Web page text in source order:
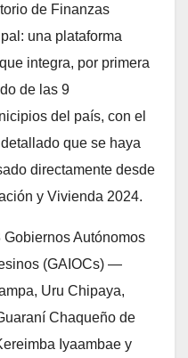
de Finanzas
una plataforma
integra, por primera
de las 9
del país, con el
que se haya
directamente desde
y Vivienda 2024.
Autónomos
(GAIOCs) —
Uru Chipaya,
Chaqueño de
Iyaambae y